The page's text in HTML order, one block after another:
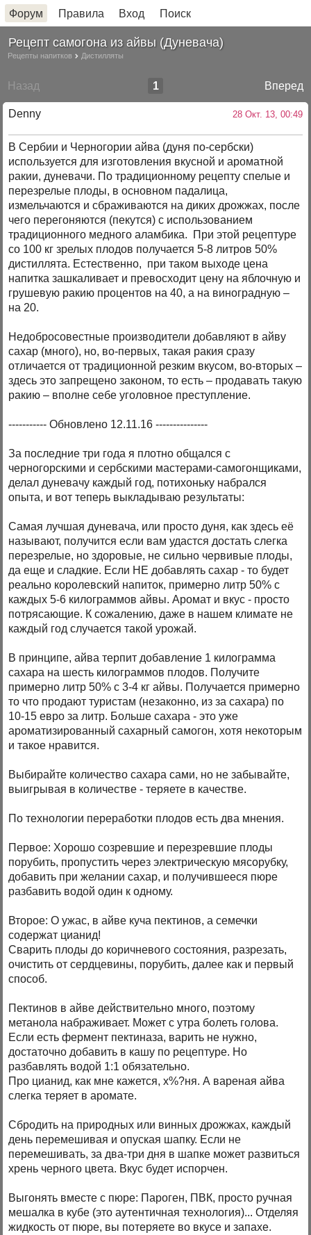
Форум Правила Вход Поиск
Рецепт самогона из айвы (Дуневача)
Рецепты напитков Дистилляты
Назад Вперед
1
Denny 28 Окт. 13, 00:49
В Сербии и Черногории айва (дуня по-сербски)
используется для изготовления вкусной и ароматной
ракии, дуневачи. По традиционному рецепту спелые и
перезрелые плоды, в основном падалица,
измельчаются и сбраживаются на диких дрожжах, после
чего перегоняются (пекутся) с использованием
традиционного медного аламбика. При этой рецептуре
со 100 кг зрелых плодов получается 5-8 литров 50%
дистиллята. Естественно, при таком выходе цена
напитка зашкаливает и превосходит цену на яблочную и
грушевую ракию процентов на 40, а на виноградную –
на 20.
Недобросовестные производители добавляют в айву
сахар (много), но, во-первых, такая ракия сразу
отличается от традиционной резким вкусом, во-вторых –
здесь это запрещено законом, то есть – продавать такую
ракию – вполне себе уголовное преступление.
----------- Обновлено 12.11.16 ---------------
За последние три года я плотно общался с
черногорскими и сербскими мастерами-самогонщиками,
делал дуневачу каждый год, потихоньку набрался
опыта, и вот теперь выкладываю результаты:
Самая лучшая дуневача, или просто дуня, как здесь её
называют, получится если вам удастся достать слегка
перезрелые, но здоровые, не сильно червивые плоды,
да еще и сладкие. Если НЕ добавлять сахар - то будет
реально королевский напиток, примерно литр 50% с
каждых 5-6 килограммов айвы. Аромат и вкус - просто
потрясающие. К сожалению, даже в нашем климате не
каждый год случается такой урожай.
В принципе, айва терпит добавление 1 килограмма
сахара на шесть килограммов плодов. Получите
примерно литр 50% с 3-4 кг айвы. Получается примерно
то что продают туристам (незаконно, из за сахара) по
10-15 евро за литр. Больше сахара - это уже
ароматизированный сахарный самогон, хотя некоторым
и такое нравится.
Выбирайте количество сахара сами, но не забывайте,
выигрывая в количестве - теряете в качестве.
По технологии переработки плодов есть два мнения.
Первое: Хорошо созревшие и перезревшие плоды
порубить, пропустить через электрическую мясорубку,
добавить при желании сахар, и получившееся пюре
разбавить водой один к одному.
Второе: О ужас, в айве куча пектинов, а семечки
содержат цианид!
Сварить плоды до коричневого состояния, разрезать,
очистить от сердцевины, порубить, далее как и первый
способ.
Пектинов в айве действительно много, поэтому
метанола набраживает. Может с утра болеть голова.
Если есть фермент пектиназа, варить не нужно,
достаточно добавить в кашу по рецептуре. Но
разбавлять водой 1:1 обязательно.
Про цианид, как мне кажется, х%?ня. А вареная айва
слегка теряет в аромате.
Сбродить на природных или винных дрожжах, каждый
день перемешивая и опуская шапку. Если не
перемешивать, за два-три дня в шапке может развиться
хрень черного цвета. Вкус будет испорчен.
Выгонять вместе с пюре: Пароген, ПВК, просто ручная
мешалка в кубе (это аутентичная технология)... Отделяя
жидкость от пюре, вы потеряете во вкусе и запахе.